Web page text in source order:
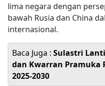
lima negara dengan
bawah Rusia dan China
internasional.
Baca Juga : Sulastri
dan Kwarran Pramuka
2025-2030